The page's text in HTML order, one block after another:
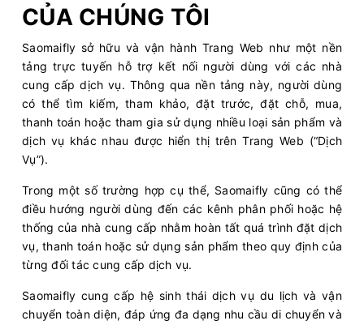
CỦA CHÚNG TÔI
Saomaifly sở hữu và vận hành Trang Web như một nền
tảng trực tuyến hỗ trợ kết nối người dùng với các nhà
cung cấp dịch vụ. Thông qua nền tảng này, người dùng
có thể tìm kiếm, tham khảo, đặt trước, đặt chỗ, mua,
thanh toán hoặc tham gia sử dụng nhiều loại sản phẩm và
dịch vụ khác nhau được hiển thị trên Trang Web (“Dịch
Vụ”).
Trong một số trường hợp cụ thể, Saomaifly cũng có thể
điều hướng người dùng đến các kênh phân phối hoặc hệ
thống của nhà cung cấp nhằm hoàn tất quá trình đặt dịch
vụ, thanh toán hoặc sử dụng sản phẩm theo quy định của
từng đối tác cung cấp dịch vụ.
Saomaifly cung cấp hệ sinh thái dịch vụ du lịch và vận
chuyển toàn diện, đáp ứng đa dạng nhu cầu di chuyển và